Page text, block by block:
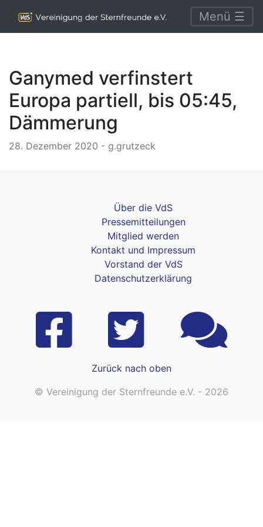
Menü ☰
Ganymed verfinstert
Europa partiell, bis 05:45,
Dämmerung
28. Dezember 2020 - g.grutzeck
Über die VdS
Pressemitteilungen
Mitglied werden
Kontakt und Impressum
Vorstand der VdS
Datenschutzerklärung
Zurück nach oben
© Vereinigung der Sternfreunde e.V. - 2026